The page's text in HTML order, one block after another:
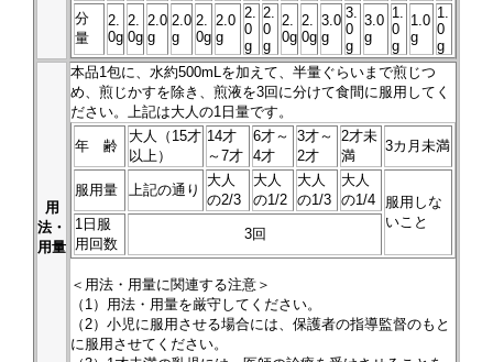
分
量
2.
0g
2.
0g
2.0
g
2.0
g
2.
0g
2.0
g
2.
0
g
2.
0
g
2.
0g
2.
0g
3.0
g
3.
0
g
3.0
g
1.
0
g
1.0
g
1.
0
g
用
法・
用量
本品1包に、水約500mLを加えて、半量ぐらいまで煎じつ
め、煎じかすを除き、煎液を3回に分けて食間に服用してく
ださい。上記は大人の1日量です。
年 齢
大人（15才
以上）
14才
～7才
6才～
4才
3才～
2才
2才未
満
3カ月未満
服用量 上記の通り
大人
の2/3
大人
の1/2
大人
の1/3
大人
の1/4
服用しな
いこと
1日服
用回数
3回
＜用法・用量に関連する注意＞
（1）用法・用量を厳守してください。
（2）小児に服用させる場合には、保護者の指導監督のもと
に服用させてください。